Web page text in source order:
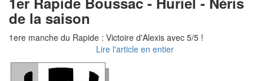
de la saison
1ere manche du Rapide : Victoire d'Alexis avec 5/5 !
Lire l'article en entier